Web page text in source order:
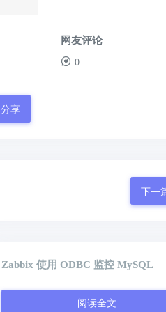
网友评论
0
分享
下一
Zabbix 使用 ODBC 监控 MySQL
阅读全文